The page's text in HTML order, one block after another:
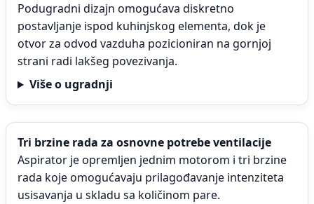
Podugradni dizajn omogućava diskretno
postavljanje ispod kuhinjskog elementa, dok je
otvor za odvod vazduha pozicioniran na gornjoj
strani radi lakšeg povezivanja.
Više o ugradnji
Tri brzine rada za osnovne potrebe ventilacije
Aspirator je opremljen jednim motorom i tri brzine
rada koje omogućavaju prilagođavanje intenziteta
usisavanja u skladu sa količinom pare.